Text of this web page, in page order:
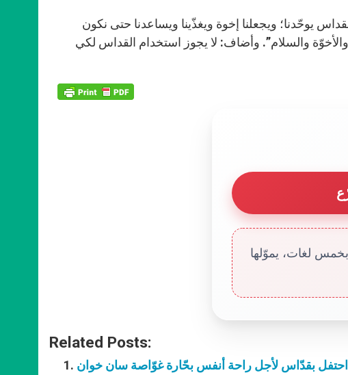
يوحّدنا؛ ويجعلنا إخوة ويغذّينا ويساعدنا حتى نكون
والسلام”. وأضاف: لا يجوز استخدام القداس لكي
لغات، يموّلها
Related Posts:
احتفل بقدّاس لأجل راحة أنفس بحّارة غوّاصة سان خوان